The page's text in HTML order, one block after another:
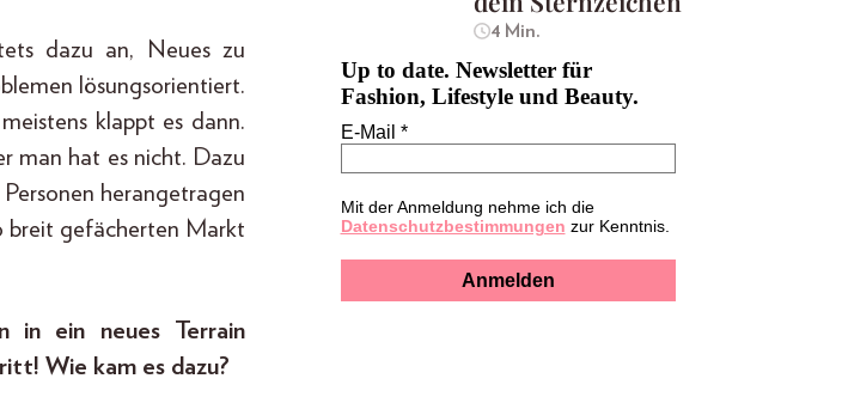
dazu an, Neues zu
lösungsorientiert.
klappt es dann.
man hat es nicht. Dazu
herangetragen
breit gefächerten Markt
in ein neues Terrain
Wie kam es dazu?
4 Min.